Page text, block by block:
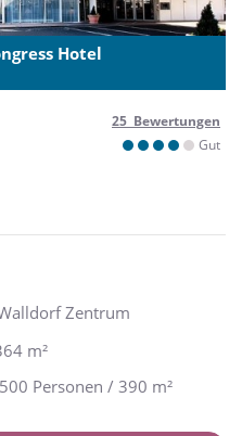
Hotel
25 Bewertungen
Gut
Zentrum
m²
Personen / 390 m²